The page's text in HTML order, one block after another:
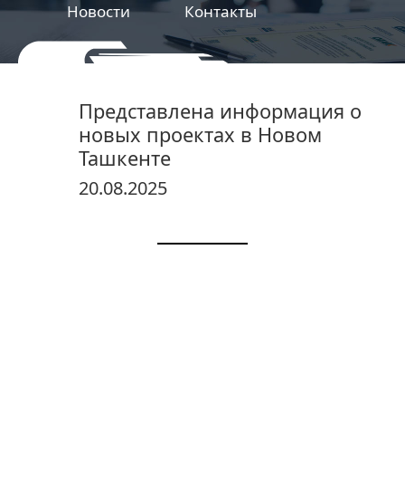
Новости Контакты
железнодорожной продукции
Представлена информация о
новых проектах в Новом
Ташкенте
20.08.2025